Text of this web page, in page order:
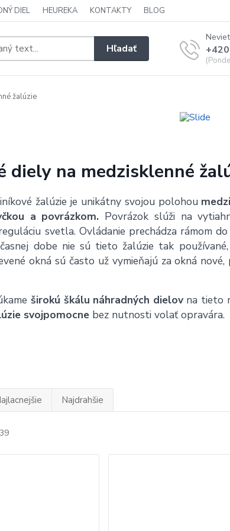
DIEL HEUREKA KONTAKTY BLOG
Hľadať
žalúzie
diely na medzisklenné
žalúzie je unikátny svojou polohou
a povrázkom. Povrázok slúži na
svetla. Ovládanie prechádza rámom
dobe nie sú tieto žalúzie tak
okná sú často už vymieňajú za okná
širokú škálu náhradných dielovna tieto
svojpomocnebez nutnosti volať opravára.
Najdrahšie